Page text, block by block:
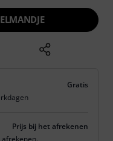
Gratis
Prijs bij het afrekenen